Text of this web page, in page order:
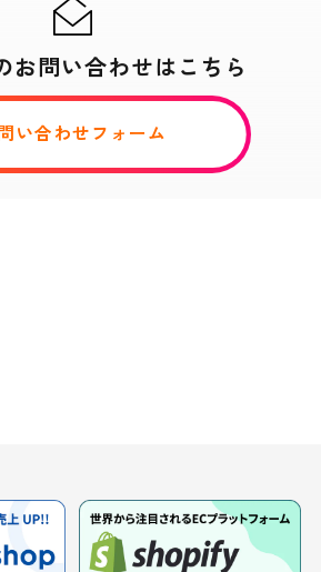
お問い合わせはこちら
い合わせフォーム